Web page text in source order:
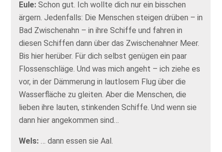
Eule:Schon gut. Ich wollte dich nur ein bisschen
ärgern. Jedenfalls: Die Menschen steigen drüben – in
Bad Zwischenahn – in ihre Schiffe und fahren in
diesen Schiffen dann über das Zwischenahner Meer.
Bis hier herüber. Für dich selbst genügen ein paar
Flossenschläge. Und was mich angeht – ich ziehe es
vor, in der Dämmerung in lautlosem Flug über die
Wasserfläche zu gleiten. Aber die Menschen, die
lieben ihre lauten, stinkenden Schiffe. Und wenn sie
dann hier angekommen sind…
Wels:… dann essen sie Aal.